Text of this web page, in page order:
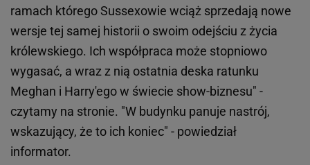
ramach którego Sussexowie wciąż sprzedają nowe
wersje tej samej historii o swoim odejściu z życia
królewskiego. Ich współpraca może stopniowo
wygasać, a wraz z nią ostatnia deska ratunku
Meghan i Harry'ego w świecie show-biznesu" -
czytamy na stronie. "W budynku panuje nastrój,
wskazujący, że to ich koniec" - powiedział
informator.